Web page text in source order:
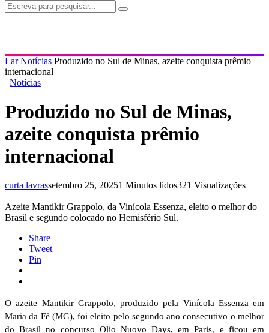
LarNotícias Produzido no Sul de Minas, azeite conquista prêmio
internacional
Notícias
Produzido no Sul de Minas,
azeite conquista prêmio
internacional
curta lavrassetembro 25, 20251 Minutos lidos321 Visualizações
Azeite Mantikir Grappolo, da Vinícola Essenza, eleito o melhor do
Brasil e segundo colocado no Hemisfério Sul.
Share
Tweet
Pin
O azeite Mantikir Grappolo, produzido pela Vinícola Essenza em
Maria da Fé (MG), foi eleito pelo segundo ano consecutivo o melhor
do Brasil no concurso Olio Nuovo Days, em Paris, e ficou em